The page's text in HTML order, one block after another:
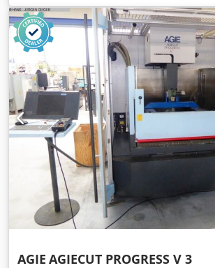
AGIE AGIECUT PROGRESS V 3